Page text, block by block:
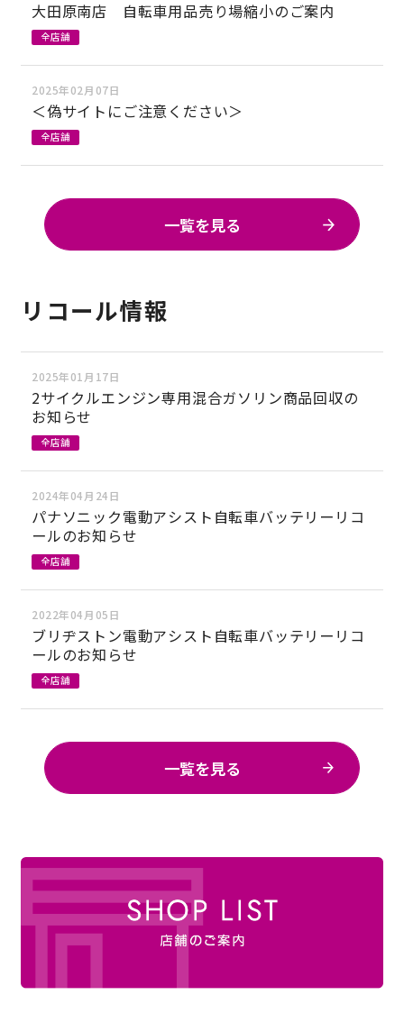
大田原南店 自転車用品売り場縮小のご案内
全店舗
2025年02月07日
＜偽サイトにご注意ください＞
全店舗
一覧を見る
リコール情報
2025年01月17日
2サイクルエンジン専用混合ガソリン商品回収の
お知らせ
全店舗
2024年04月24日
パナソニック電動アシスト自転車バッテリーリコ
ールのお知らせ
全店舗
2022年04月05日
ブリヂストン電動アシスト自転車バッテリーリコ
ールのお知らせ
全店舗
一覧を見る